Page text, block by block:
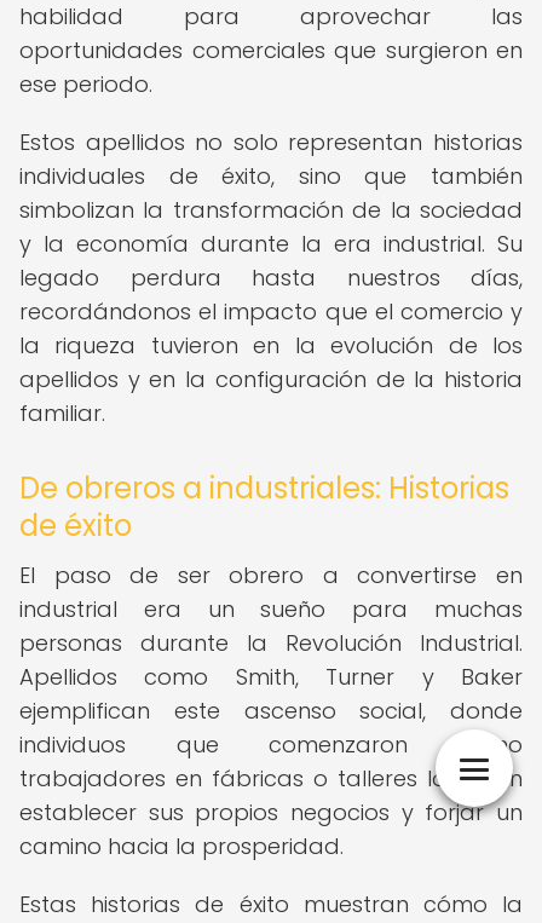
habilidad para aprovechar las
oportunidades comerciales que surgieron en
ese periodo.
Estos apellidos no solo representan historias
individuales de éxito, sino que también
simbolizan la transformación de la sociedad
y la economía durante la era industrial. Su
legado perdura hasta nuestros días,
recordándonos el impacto que el comercio y
la riqueza tuvieron en la evolución de los
apellidos y en la configuración de la historia
familiar.
De obreros a industriales: Historias
de éxito
El paso de ser obrero a convertirse en
industrial era un sueño para muchas
personas durante la Revolución Industrial.
Apellidos como Smith, Turner y Baker
ejemplifican este ascenso social, donde
individuos que comenzaron como
trabajadores en fábricas o talleres lograron
establecer sus propios negocios y forjar un
camino hacia la prosperidad.
Estas historias de éxito muestran cómo la